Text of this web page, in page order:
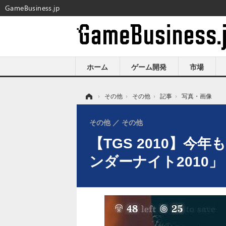
ホーム ゲーム開発 市場
› その他 › その他 › 記事 › 写真・画像
【TGS 2010】今年
ンダーナイト2010
その他 その他
GameBusiness.jp